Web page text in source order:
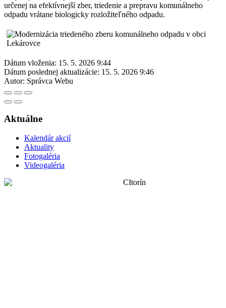
určenej na efektívnejší zber, triedenie a prepravu komunálneho
odpadu vrátane biologicky rozložiteľného odpadu.
Dátum vloženia: 15. 5. 2026 9:44
Dátum poslednej aktualizácie: 15. 5. 2026 9:46
Autor: Správca Webu
Aktuálne
Kalendár akcií
Aktuality
Fotogaléria
Videogaléria